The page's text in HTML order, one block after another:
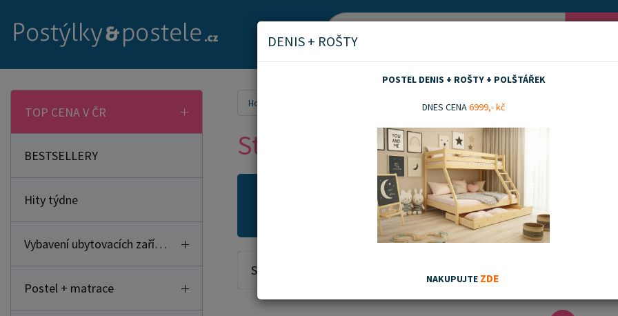
TOP CENA V ČR
BESTSELLERY
Hity týdne
Vybavení ubytovacích zařízení
Postel + matrace
Home Stavebnice a kostky
Stavebnice a kostky
Akční zboží Doporučujeme
Seřadit od:
DENIS + ROŠTY
POSTEL DENIS + ROŠTY + POLŠTÁŘEK
DNES CENA6999,- kč
NAKUPUJTE ZDE